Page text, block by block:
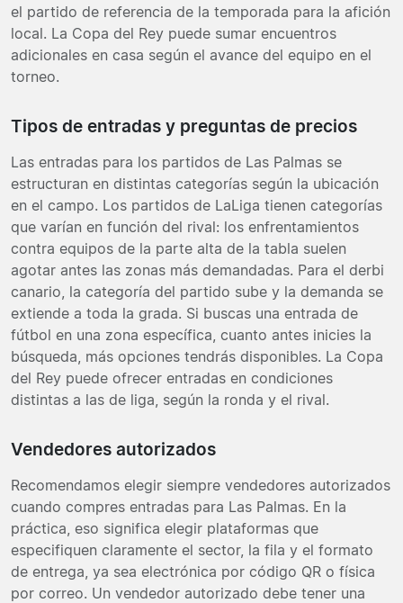
el partido de referencia de la temporada para la afición
local. La Copa del Rey puede sumar encuentros
adicionales en casa según el avance del equipo en el
torneo.
Tipos de entradas y preguntas de precios
Las entradas para los partidos de Las Palmas se
estructuran en distintas categorías según la ubicación
en el campo. Los partidos de LaLiga tienen categorías
que varían en función del rival: los enfrentamientos
contra equipos de la parte alta de la tabla suelen
agotar antes las zonas más demandadas. Para el derbi
canario, la categoría del partido sube y la demanda se
extiende a toda la grada. Si buscas una entrada de
fútbol en una zona específica, cuanto antes inicies la
búsqueda, más opciones tendrás disponibles. La Copa
del Rey puede ofrecer entradas en condiciones
distintas a las de liga, según la ronda y el rival.
Vendedores autorizados
Recomendamos elegir siempre vendedores autorizados
cuando compres entradas para Las Palmas. En la
práctica, eso significa elegir plataformas que
especifiquen claramente el sector, la fila y el formato
de entrega, ya sea electrónica por código QR o física
por correo. Un vendedor autorizado debe tener una